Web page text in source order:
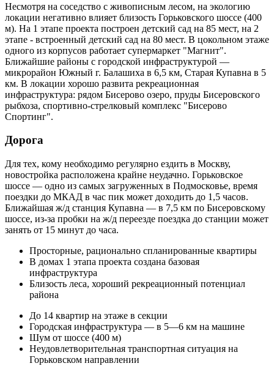
Несмотря на соседство с живописным лесом, на экологию
локации негативно влияет близость Горьковского шоссе (400
м). На 1 этапе проекта построен детский сад на 85 мест, на 2
этапе - встроенный детский сад на 80 мест. В цокольном этаже
одного из корпусов работает супермаркет "Магнит".
Ближайшие районы с городской инфраструктурой —
микрорайон Южный г. Балашиха в 6,5 км, Старая Купавна в 5
км. В локации хорошо развита рекреационная
инфраструктура: рядом Бисерово озеро, пруды Бисеровского
рыбхоза, спортивно-стрелковый комплекс "Бисерово
Спортинг".
Дорога
Для тех, кому необходимо регулярно ездить в Москву,
новостройка расположена крайне неудачно. Горьковское
шоссе — одно из самых загруженных в Подмосковье, время
поездки до МКАД в час пик может доходить до 1,5 часов.
Ближайшая ж/д станция Купавна — в 7,5 км по Бисеровскому
шоссе, из-за пробки на ж/д переезде поездка до станции может
занять от 15 минут до часа.
Просторные, рационально спланированные квартиры
В домах 1 этапа проекта создана базовая
инфраструктура
Близость леса, хороший рекреационный потенциал
района
До 14 квартир на этаже в секции
Городская инфраструктура — в 5—6 км на машине
Шум от шоссе (400 м)
Неудовлетворительная транспортная ситуация на
Горьковском направлении